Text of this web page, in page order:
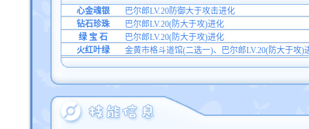
心金魂银
巴尔郎LV.20防御大于攻击进化
钻石珍珠
巴尔郎LV.20(防大于攻)进化
绿 宝 石
巴尔郎LV.20(防大于攻)进化
火红叶绿
金黄市格斗道馆(二选一)、巴尔郎LV.20(防大于攻)